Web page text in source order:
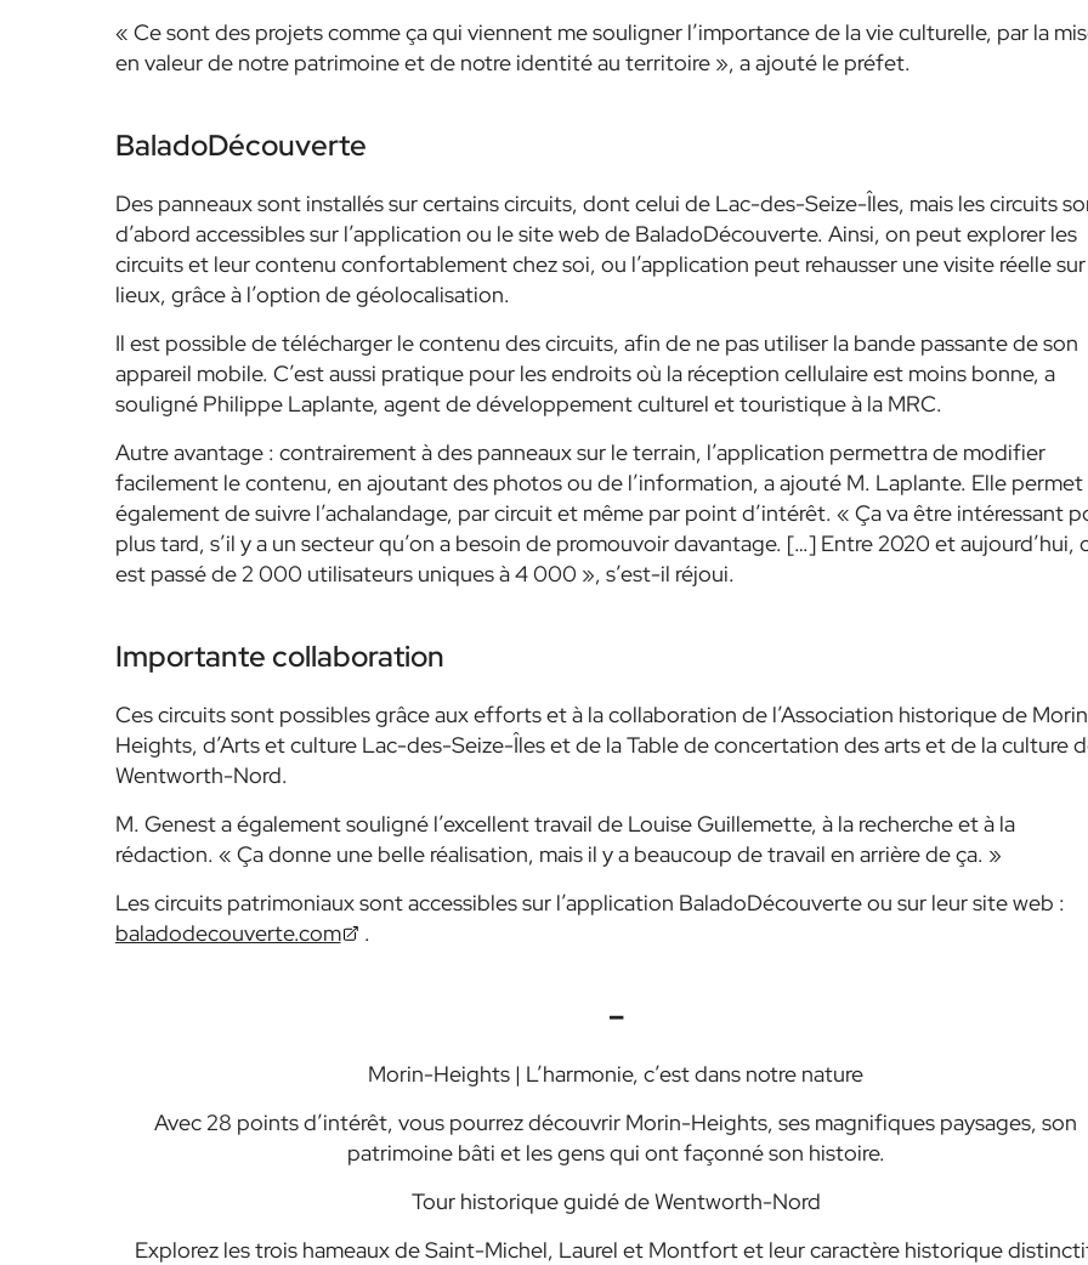
« Ce sont des projets comme ça qui viennent me souligner l’importance de la vie culturelle, par la
en valeur de notre patrimoine et de notre identité au territoire », a ajouté le préfet.
BaladoDécouverte
Des panneaux sont installés sur certains circuits, dont celui de Lac-des-Seize-Îles, mais les circuits
d’abord accessibles sur l’application ou le site web de BaladoDécouverte. Ainsi, on peut explorer les
circuits et leur contenu confortablement chez soi, ou l’application peut rehausser une visite réelle
lieux, grâce à l’option de géolocalisation.
Il est possible de télécharger le contenu des circuits, afin de ne pas utiliser la bande passante de son
appareil mobile. C’est aussi pratique pour les endroits où la réception cellulaire est moins bonne, a
souligné Philippe Laplante, agent de développement culturel et touristique à la MRC.
Autre avantage : contrairement à des panneaux sur le terrain, l’application permettra de modifier
facilement le contenu, en ajoutant des photos ou de l’information, a ajouté M. Laplante. Elle permet
également de suivre l’achalandage, par circuit et même par point d’intérêt. « Ça va être intéressant
plus tard, s’il y a un secteur qu’on a besoin de promouvoir davantage. […] Entre 2020 et aujourd’hui,
est passé de 2 000 utilisateurs uniques à 4 000 », s’est-il réjoui.
Importante collaboration
Ces circuits sont possibles grâce aux efforts et à la collaboration de l’Association historique de
Heights, d’Arts et culture Lac-des-Seize-Îles et de la Table de concertation des arts et de la culture
Wentworth-Nord.
M. Genest a également souligné l’excellent travail de Louise Guillemette, à la recherche et à la
rédaction. « Ça donne une belle réalisation, mais il y a beaucoup de travail en arrière de ça. »
Les circuits patrimoniaux sont accessibles sur l’application BaladoDécouverte ou sur leur site web :
baladodecouverte.com
.
–
Morin-Heights | L’harmonie, c’est dans notre nature
Avec 28 points d’intérêt, vous pourrez découvrir Morin-Heights, ses magnifiques paysages, son
patrimoine bâti et les gens qui ont façonné son histoire.
Tour historique guidé de Wentworth-Nord
Explorez les trois hameaux de Saint-Michel, Laurel et Montfort et leur caractère historique